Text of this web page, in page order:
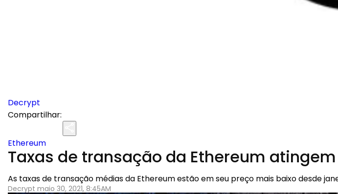
Decrypt
Compartilhar:
Ethereum
Taxas de transação da Ethereum
As taxas de transação médias da Ethereum estão em seu preço mais baixo desde
Decrypt maio 30, 2021, 8:45AM